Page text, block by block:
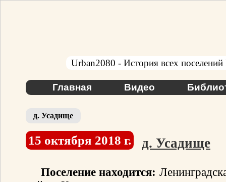
Urban2080 - История всех поселений
Главная Видео
д. Усадище
15 октября 2018 г. д. Усадище
Поселение находится: